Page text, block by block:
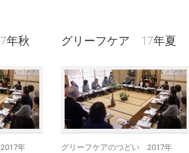
年秋
年
グリーフケア 17年夏
グリーフケアのつどい 2017年